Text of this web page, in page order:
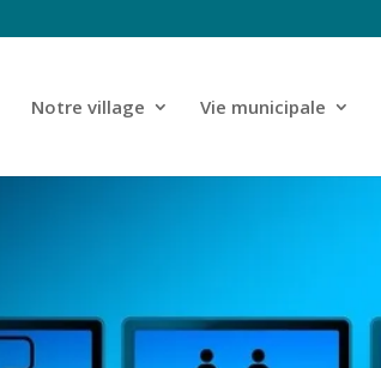
Notre village Vie municipale